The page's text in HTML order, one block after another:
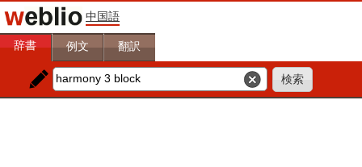
中国語
辞書 例文 翻訳